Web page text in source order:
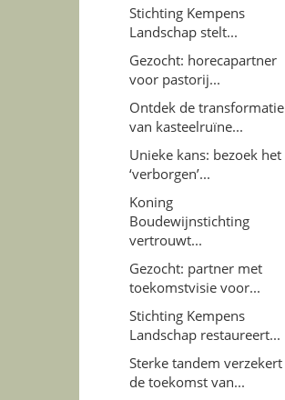
Stichting Kempens
Landschap stelt...
Gezocht: horecapartner
voor pastorij...
Ontdek de transformatie
van kasteelruïne...
Unieke kans: bezoek het
‘verborgen’...
Koning
Boudewijnstichting
vertrouwt...
Gezocht: partner met
toekomstvisie voor...
Stichting Kempens
Landschap restaureert...
Sterke tandem verzekert
de toekomst van...